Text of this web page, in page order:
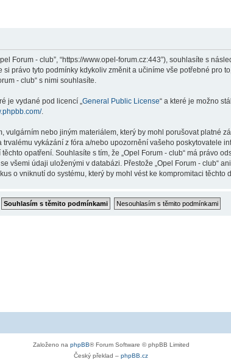
Forum - club”, “https://www.opel-forum.cz:443”), souhlasíte s
právo tyto podmínky kdykoliv změnit a učiníme vše potřebné pro
- club“ s nimi souhlasíte.
je vydané pod licencí „General Public License“ a které je možno
.
nebo jiným materiálem, který by mohl porušovat platné
vykázání z fóra a/nebo upozornění vašeho poskytovatele
opatření. Souhlasíte s tím, že „Opel Forum - club“ má právo
všemi údaji uloženými v databázi. Přestože „Opel Forum - club“
o vniknutí do systému, který by mohl vést ke kompromitaci těchto
Založeno na phpBB® Forum Software © phpBB Limited
Český překlad – phpBB.cz